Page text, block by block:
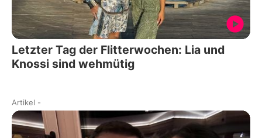
Letzter Tag der Flitterwochen: Lia und
Knossi sind wehmütig
Artikel -